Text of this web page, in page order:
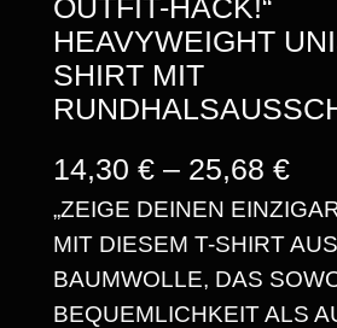
OUTFIT-HACK!“
HEAVYWEIGHT
SHIRT MIT
14,30 € – 25,68 €P
R
E
I
„ZEIGE DEINEN
MIT DIESEM T-SHIRT
BAUMWOLLE, DAS
BEQUEMLICHKEIT ALS